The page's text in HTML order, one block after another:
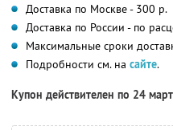
Доставка по Москве - 300 р.
Доставка по России - по
Максимальные сроки
Подробности см. на сайте.
Купон действителен по 24